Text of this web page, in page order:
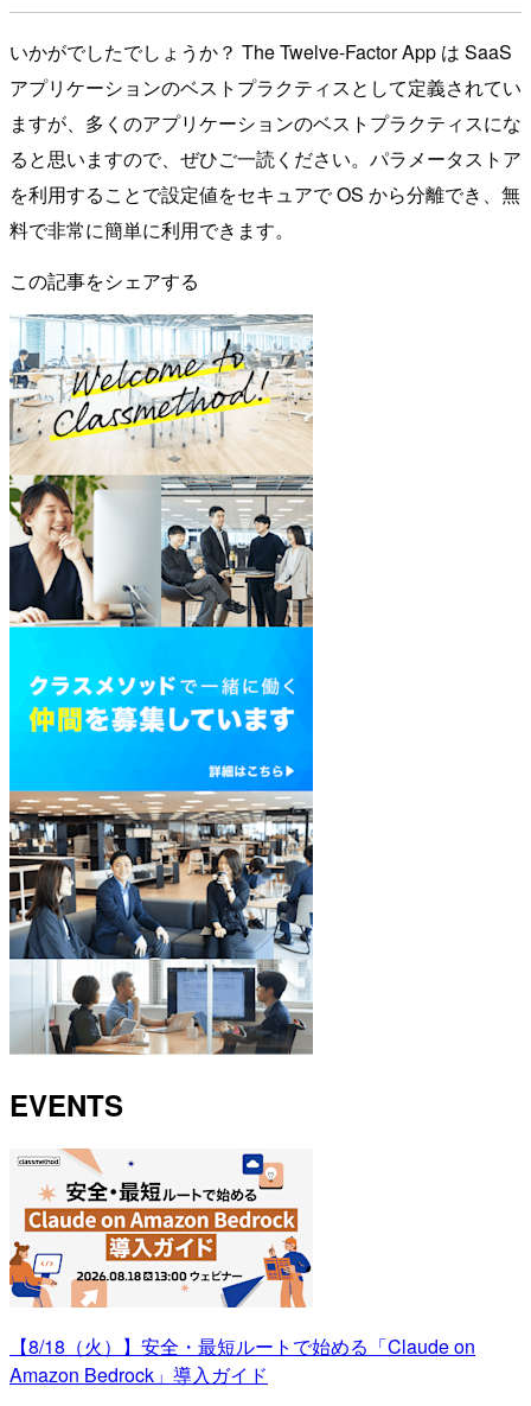
いかがでしたでしょうか？ The Twelve-Factor App は SaaS
アプリケーションのベストプラクティスとして定義されてい
ますが、多くのアプリケーションのベストプラクティスにな
ると思いますので、ぜひご一読ください。パラメータストア
を利用することで設定値をセキュアで OS から分離でき、無
料で非常に簡単に利用できます。
この記事をシェアする
EVENTS
【8/18（火）】安全・最短ルートで始める「Claude on
Amazon Bedrock」導入ガイド